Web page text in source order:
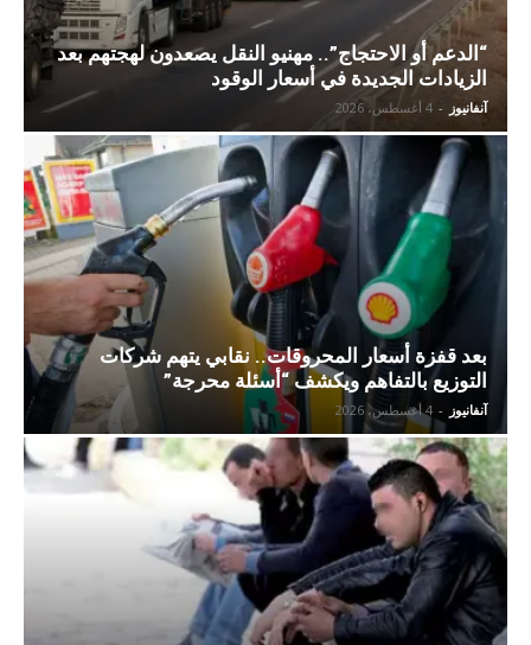
“الدعم أو الاحتجاج”.. مهنيو النقل يصعدون لهجتهم بعد
الزيادات الجديدة في أسعار الوقود
آنفانيوز - 4 أغسطس، 2026
بعد قفزة أسعار المحروقات.. نقابي يتهم شركات
التوزيع بالتفاهم ويكشف “أسئلة محرجة”
آنفانيوز - 4 أغسطس، 2026